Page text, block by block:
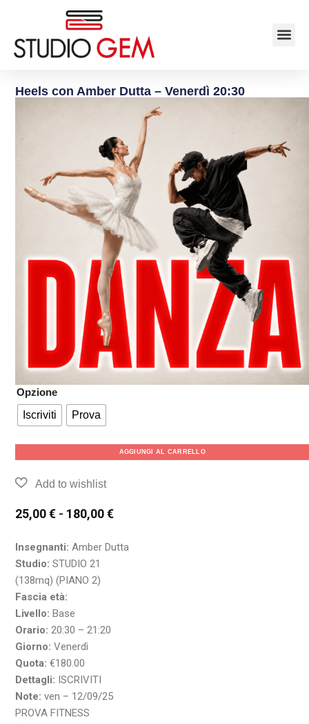
Heels con Amber Dutta – Venerdì 20:30
Opzione
Iscriviti
Prova
AGGIUNGI AL CARRELLO
25,00€ - 180,00€
Insegnanti: Amber Dutta
Studio: STUDIO 21
(138mq) (PIANO 2)
Fascia età:
Livello: Base
Orario: 20:30 – 21:20
Giorno: Venerdì
Quota: €180.00
Dettagli: ISCRIVITI
Note: ven – 12/09/25
PROVA FITNESS